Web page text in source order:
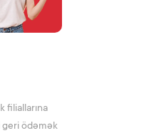
filiallarına
geri ödəmək